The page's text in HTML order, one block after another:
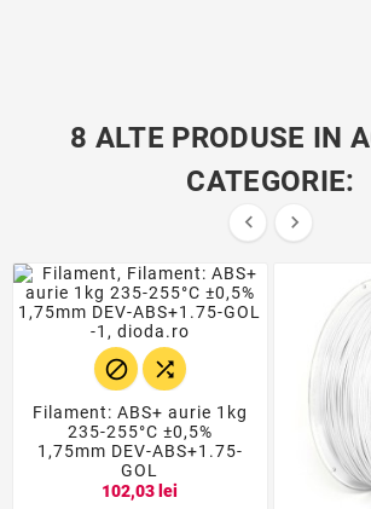
8 ALTE PRODUSE IN
CATEGORIE:
 
 
Filament: ABS+ aurie 1kg
235-255°C ±0,5%
1,75mm DEV-ABS+1.75-
GOL
102,03 lei